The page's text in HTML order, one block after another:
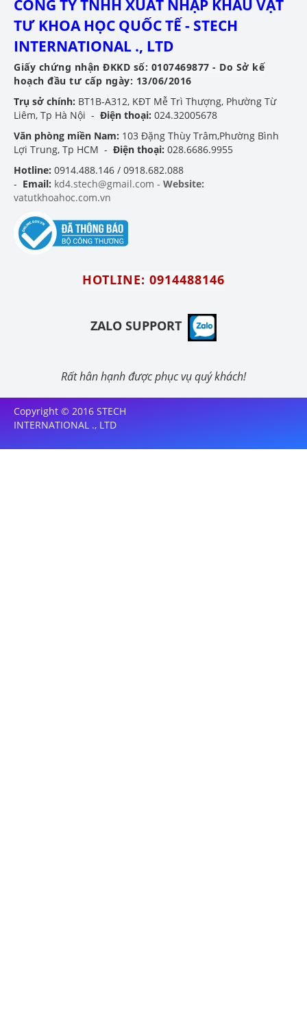
CÔNG TY TNHH XUẤT NHẬP KHẨU VẬT
TƯ KHOA HỌC QUỐC TẾ - STECH
INTERNATIONAL ., LTD
Giấy chứng nhận ĐKKD số: 0107469877 - Do Sở kế
hoạch đầu tư cấp ngày: 13/06/2016
Trụ sở chính: BT1B-A312, KĐT Mễ Trì Thượng, Phường Từ
Liêm, Tp Hà Nội - Điện thoại: 024.32005678
Văn phòng miền Nam: 103 Đặng Thùy Trâm,Phường Bình
Lợi Trung, Tp HCM - Điện thoại: 028.6686.9955
Hotline: 0914.488.146 / 0918.682.088
- Email: kd4.stech@gmail.com - Website:
vatutkhoahoc.com.vn
HOTLINE: 0914488146
ZALO SUPPORT
Rất hân hạnh được phục vụ quý khách!
Copyright © 2016 STECH
INTERNATIONAL ., LTD